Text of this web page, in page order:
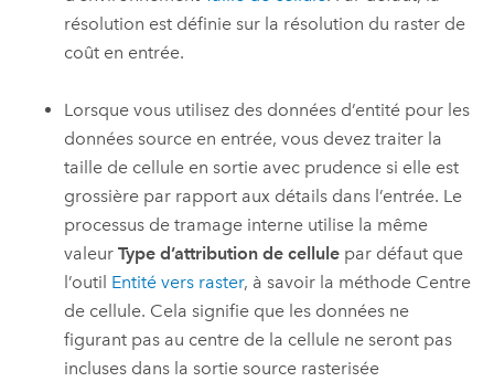
résolution est définie sur la résolution du raster de
coût en entrée.
Lorsque vous utilisez des données d’entité pour les
données source en entrée, vous devez traiter la
taille de cellule en sortie avec prudence si elle est
grossière par rapport aux détails dans l’entrée. Le
processus de tramage interne utilise la même
valeurType d’attribution de cellule par défaut que
l’outil Entité vers raster, à savoir la méthode Centre
de cellule. Cela signifie que les données ne
figurant pas au centre de la cellule ne seront pas
incluses dans la sortie source rasterisée